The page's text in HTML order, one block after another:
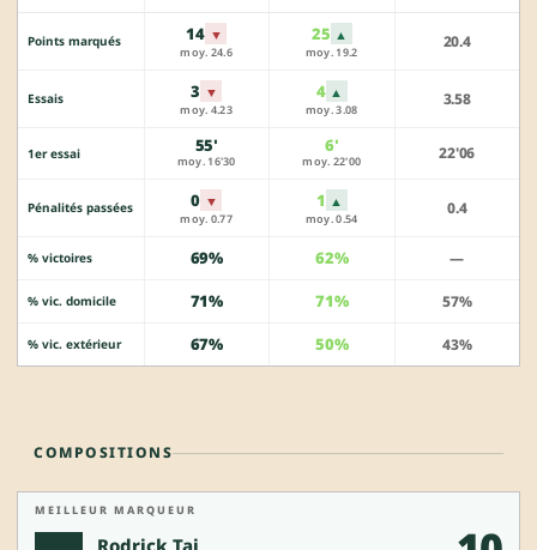
Points marqués 14 ▼
moy. 24.6
25 ▲
moy. 19.2
20.4
Essais 3 ▼
moy. 4.23
4 ▲
moy. 3.08
3.58
1er essai 55'
moy. 16'30
6'
moy. 22'00 22'06
Pénalités passées 0 ▼
moy. 0.77
1 ▲
moy. 0.54
0.4
% victoires 69% 62% —
% vic. domicile 71% 71% 57%
% vic. extérieur 67% 50% 43%
COMPOSITIONS
MEILLEUR MARQUEUR
Rodrick Tai